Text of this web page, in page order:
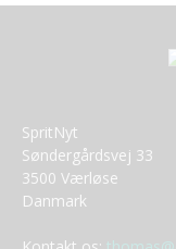
SpritNyt
Søndergårdsvej 33
3500 Værløse
Danmark